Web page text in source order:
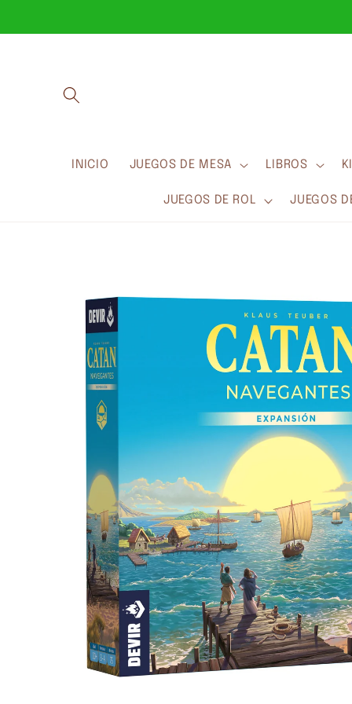
al contenido
INICIO JUEGOS DE MESA LIBROS
JUEGOS DE ROL JUEGOS
información
del producto